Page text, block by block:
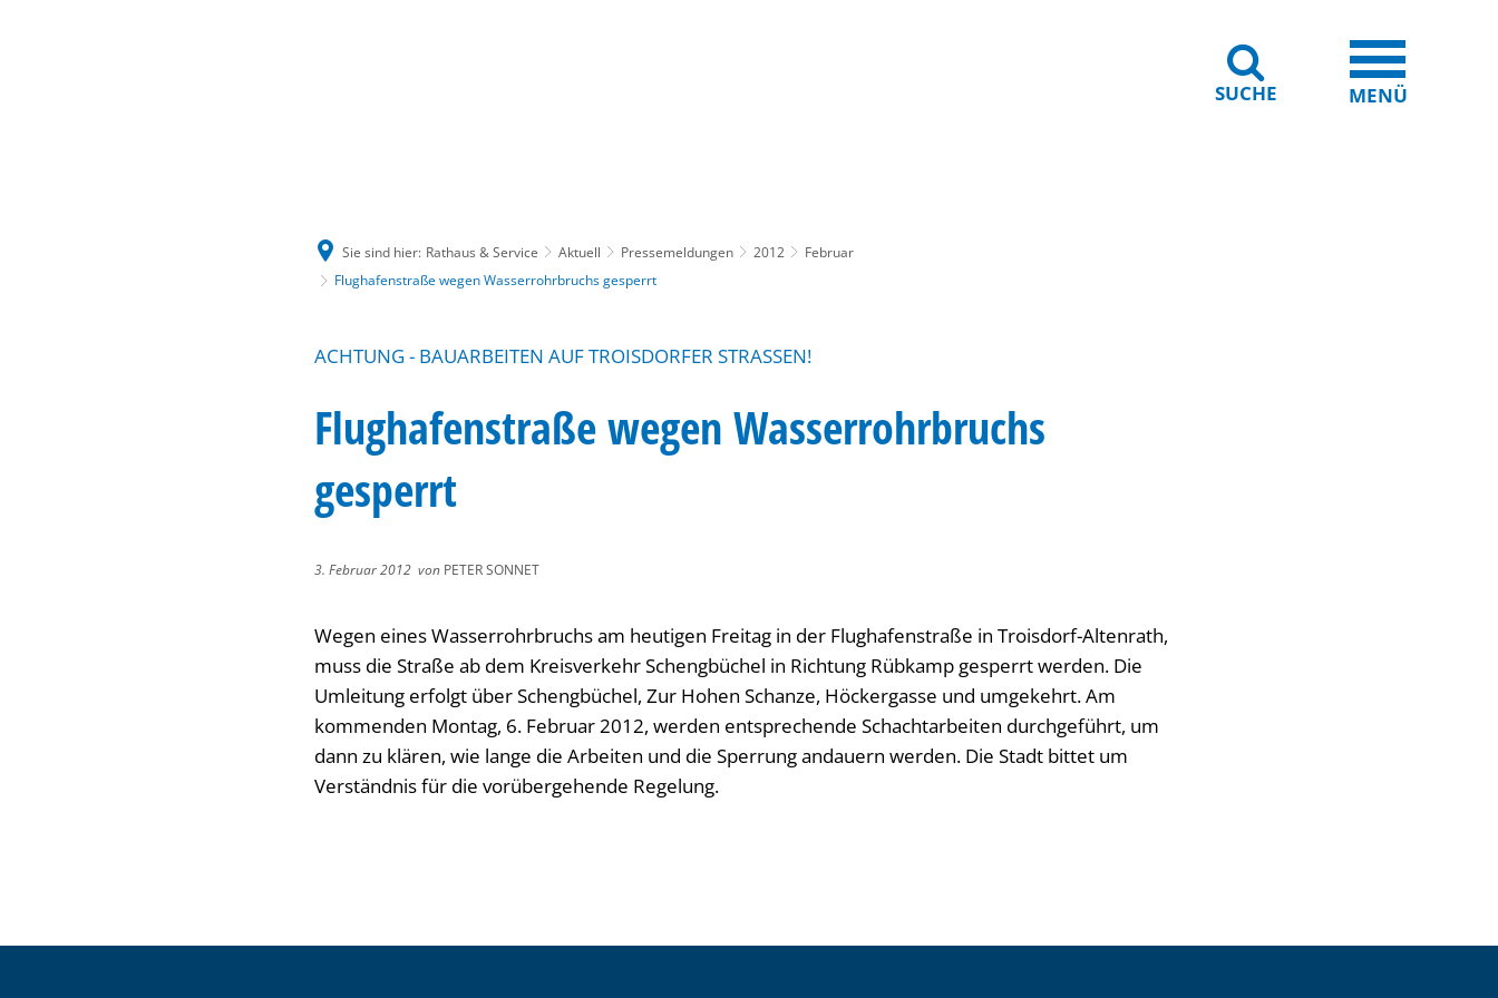
SUCHE MENÜ
Sie sind hier: Rathaus & Service Aktuell Pressemeldungen 2012
Februar
Flughafenstraße wegen Wasserrohrbruchs gesperrt
ACHTUNG - BAUARBEITEN AUF TROISDORFER STRASSEN!
Flughafenstraße wegen Wasserrohrbruchs
gesperrt
3. Februar 2012 von PETER SONNET
Wegen eines Wasserrohrbruchs am heutigen Freitag in der Flughafenstraße in Troisdorf-Altenrath,
muss die Straße ab dem Kreisverkehr Schengbüchel in Richtung Rübkamp gesperrt werden. Die
Umleitung erfolgt über Schengbüchel, Zur Hohen Schanze, Höckergasse und umgekehrt. Am
kommenden Montag, 6. Februar 2012, werden entsprechende Schachtarbeiten durchgeführt, um
dann zu klären, wie lange die Arbeiten und die Sperrung andauern werden. Die Stadt bittet um
Verständnis für die vorübergehende Regelung.